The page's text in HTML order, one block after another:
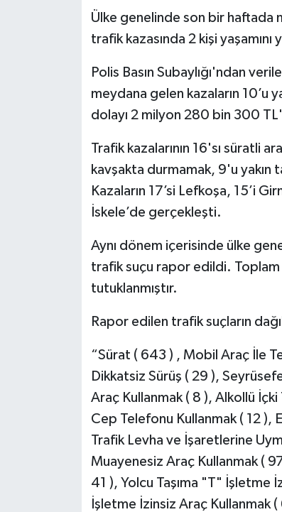
Ülke genelinde son bir haftada
trafik kazasında 2 kişi
Polis Basın Subaylığı'ndan
meydana gelen kazaların 10’u
dolayı 2 milyon 280 bin 300
Trafik kazalarının 16'sı süratli
kavşakta durmamak, 9'u
Kazaların 17’si Lefkoşa, 15’i
İskele’de gerçekleşti.
Aynı dönem içerisinde ülke
trafik suçu rapor edildi.
tutuklanmıştır.
Rapor edilen trafik suçların
“Sürat ( 643 ) , Mobil Araç İle
Dikkatsiz Sürüş ( 29 ),
Araç Kullanmak ( 8 ), Alkollü İçki
Cep Telefonu Kullanmak ( 12 ),
Trafik Levha ve İşaretlerine
Muayenesiz Araç Kullanmak (
41 ), Yolcu Taşıma "T" İşletme
İşletme İzinsiz Araç Kullanmak